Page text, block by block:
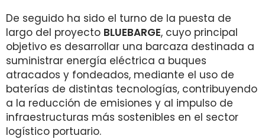
De seguido ha sido el turno de la puesta de
largo del proyecto BLUEBARGE, cuyo principal
objetivo es desarrollar una barcaza destinada a
suministrar energía eléctrica a buques
atracados y fondeados, mediante el uso de
baterías de distintas tecnologías, contribuyendo
a la reducción de emisiones y al impulso de
infraestructuras más sostenibles en el sector
logístico portuario.